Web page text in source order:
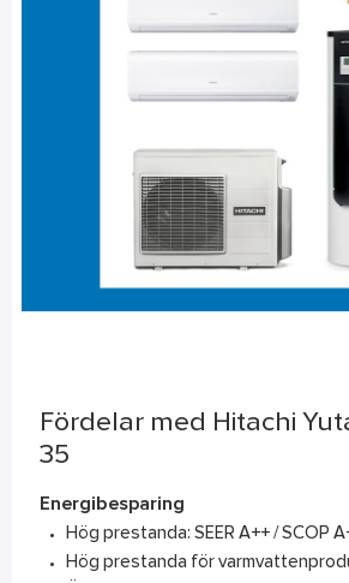
Fördelar med Hitachi
35
Energibesparing
Hög prestanda: SEER A++ / SCOP
Hög prestanda för